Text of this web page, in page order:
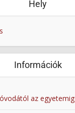
Hely
Információk
az egyetemig